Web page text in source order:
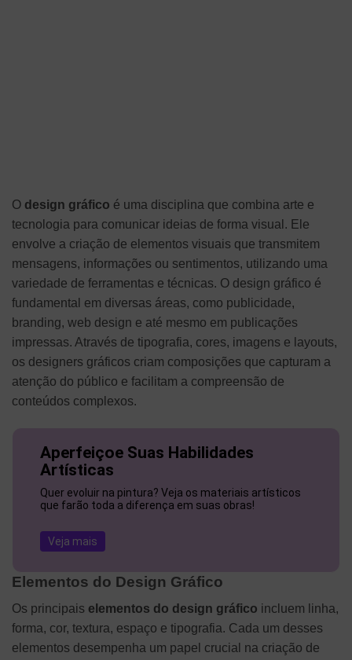
O design gráfico é uma disciplina que combina arte e
tecnologia para comunicar ideias de forma visual. Ele
envolve a criação de elementos visuais que transmitem
mensagens, informações ou sentimentos, utilizando uma
variedade de ferramentas e técnicas. O design gráfico é
fundamental em diversas áreas, como publicidade,
branding, web design e até mesmo em publicações
impressas. Através de tipografia, cores, imagens e layouts,
os designers gráficos criam composições que capturam a
atenção do público e facilitam a compreensão de
conteúdos complexos.
Aperfeiçoe Suas Habilidades
Artísticas
Quer evoluir na pintura? Veja os materiais artísticos
que farão toda a diferença em suas obras!
Veja mais
Elementos do Design Gráfico
Os principais elementos do design gráfico incluem linha,
forma, cor, textura, espaço e tipografia. Cada um desses
elementos desempenha um papel crucial na criação de